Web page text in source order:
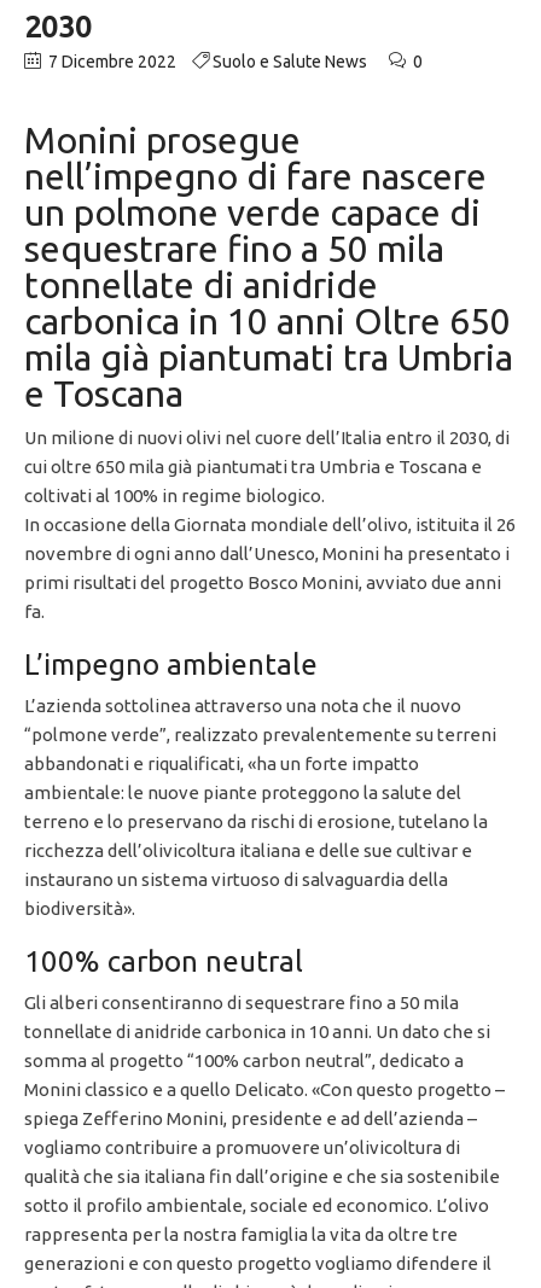
2030
7 Dicembre 2022 Suolo e Salute News 0
Monini prosegue
nell’impegno di fare nascere
un polmone verde capace di
sequestrare fino a 50 mila
tonnellate di anidride
carbonica in 10 anni Oltre 650
mila già piantumati tra Umbria
e Toscana
Un milione di nuovi olivi nel cuore dell’Italia entro il 2030, di
cui oltre 650 mila già piantumati tra Umbria e Toscana e
coltivati al 100% in regime biologico.
In occasione della Giornata mondiale dell’olivo, istituita il 26
novembre di ogni anno dall’Unesco, Monini ha presentato i
primi risultati del progetto Bosco Monini, avviato due anni
fa.
L’impegno ambientale
L’azienda sottolinea attraverso una nota che il nuovo
“polmone verde”, realizzato prevalentemente su terreni
abbandonati e riqualificati, «ha un forte impatto
ambientale: le nuove piante proteggono la salute del
terreno e lo preservano da rischi di erosione, tutelano la
ricchezza dell’olivicoltura italiana e delle sue cultivar e
instaurano un sistema virtuoso di salvaguardia della
biodiversità».
100% carbon neutral
Gli alberi consentiranno di sequestrare fino a 50 mila
tonnellate di anidride carbonica in 10 anni. Un dato che si
somma al progetto “100% carbon neutral”, dedicato a
Monini classico e a quello Delicato. «Con questo progetto –
spiega Zefferino Monini, presidente e ad dell’azienda –
vogliamo contribuire a promuovere un’olivicoltura di
qualità che sia italiana fin dall’origine e che sia sostenibile
sotto il profilo ambientale, sociale ed economico. L’olivo
rappresenta per la nostra famiglia la vita da oltre tre
generazioni e con questo progetto vogliamo difendere il